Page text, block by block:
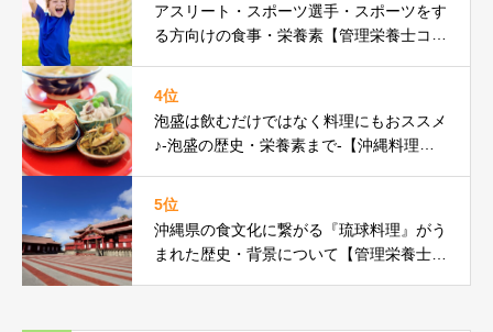
アスリート・スポーツ選手・スポーツをす
る方向けの食事・栄養素【管理栄養士コラ
4位
泡盛は飲むだけではなく料理にもおススメ
♪-泡盛の歴史・栄養素まで-【沖縄料理研
5位
沖縄県の食文化に繋がる『琉球料理』がう
まれた歴史・背景について【管理栄養士コ